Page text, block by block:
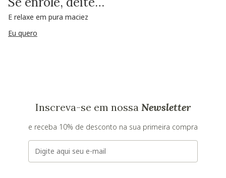
E relaxe em pura maciez
Eu quero
Inscreva-se em nossa Newsletter
e receba 10% de desconto na sua primeira compra
E-mail